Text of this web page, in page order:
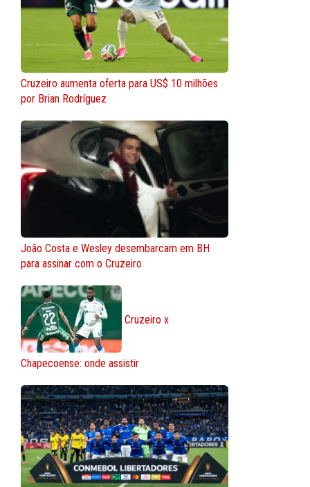
Cruzeiro aumenta oferta para US$ 10 milhões
por Brian Rodríguez
João Costa e Wesley desembarcam em BH
para assinar com o Cruzeiro
Cruzeiro x
Chapecoense: onde assistir